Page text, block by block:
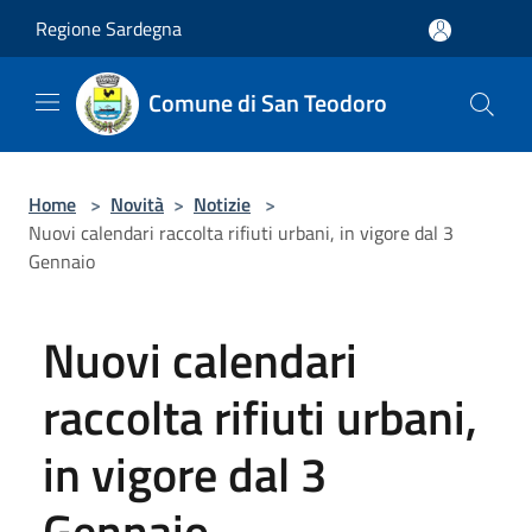
Regione Sardegna
Comune di San Teodoro
Home > Novità > Notizie >
Nuovi calendari raccolta rifiuti urbani, in vigore dal 3
Gennaio
Nuovi calendari
raccolta rifiuti urbani,
in vigore dal 3